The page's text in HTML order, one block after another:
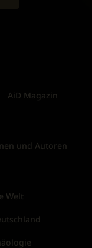
AiD Magazin
und Autoren
Welt